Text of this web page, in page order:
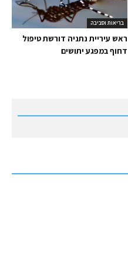
בריאות וסביבה
ראש עיריית נתניה דורשת טיפול
דחוף במפגע יתושים